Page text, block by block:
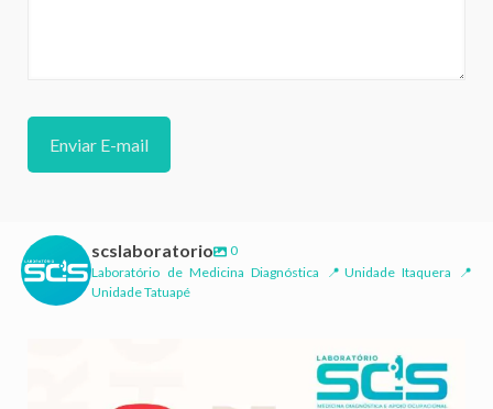
scslaboratorio
0
Laboratório de Medicina Diagnóstica 📍Unidade Itaquera 📍
Unidade Tatuapé
Dezembro Vermelho é uma campanha internacional de...